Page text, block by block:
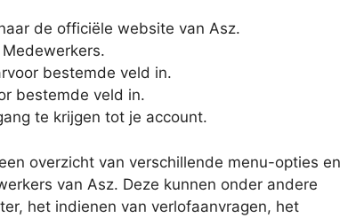
de officiële website van Asz.
bestemde veld in.
bestemde veld in.
te krijgen tot je account.
overzicht van verschillende menu-opties en
van Asz. Deze kunnen onder andere
het indienen van verlofaanvragen, het